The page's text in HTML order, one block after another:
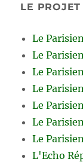
LE PROJET
Le
Le
Le
Le
Le
Le
Le
L'Echo